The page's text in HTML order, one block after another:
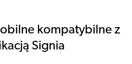
kompatybilne z
Signia